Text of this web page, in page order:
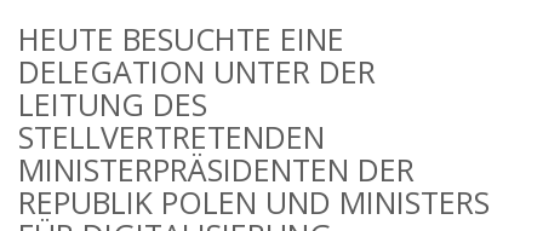
HEUTE BESUCHTE EINE
DELEGATION UNTER DER
LEITUNG DES
STELLVERTRETENDEN
MINISTERPRÄSIDENTEN DER
REPUBLIK POLEN UND MINISTERS